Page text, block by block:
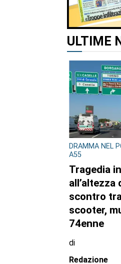
ULTIME
DRAMMA NEL
A55
Tragedia
all’altezza
scontro
scooter,
74enne
di
Redazione